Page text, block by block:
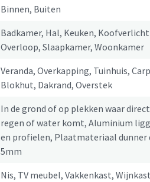
Binnen, Buiten
Badkamer, Hal, Keuken,
Overloop, Slaapkamer, Woonkamer
Veranda, Overkapping, Tuinhuis,
Blokhut, Dakrand, Overstek
In de grond of op plekken waar
regen of water komt, Aluminium
en profielen, Plaatmateriaal dunner
5mm
Nis, TV meubel, Vakkenkast,